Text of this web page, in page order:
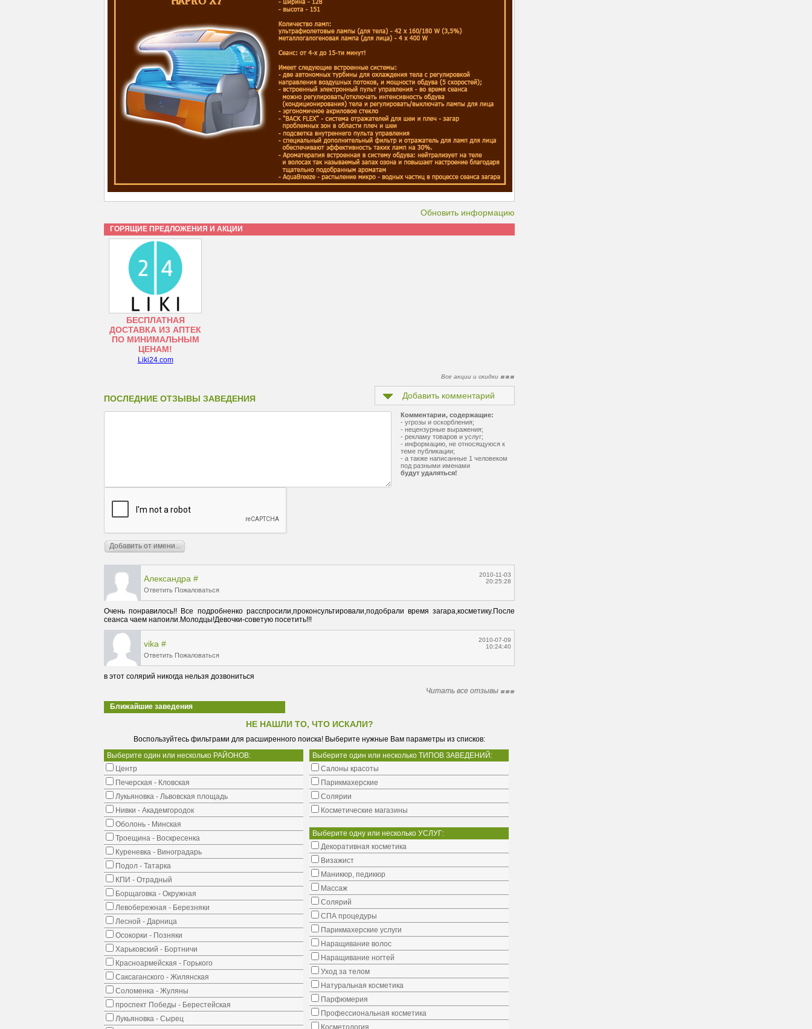
Обновить информацию
ГОРЯЩИЕ ПРЕДЛОЖЕНИЯ И АКЦИИ
БЕСПЛАТНАЯ
ДОСТАВКА ИЗ АПТЕК
ПО МИНИМАЛЬНЫМ
ЦЕНАМ!
Liki24.com
Все акции и скидки
ПОСЛЕДНИЕ ОТЗЫВЫ ЗАВЕДЕНИЯ Добавить комментарий
Комментарии, содержащие:
- угрозы и оскорбления;
- нецензурные выражения;
- рекламу товаров и услуг;
- информацию, не относящуюся к
теме публикации;
- а также написанные 1 человеком
под разными именами
будут удаляться!
Александра #
Ответить Пожаловаться
2010-11-03
20:25:28
Очень понравилось!! Все подробненко расспросили,проконсультировали,подобрали время загара,косметику.После
сеанса чаем напоили.Молодцы!Девочки-советую посетить!!!
vika #
Ответить Пожаловаться
2010-07-09
10:24:40
в этот солярий никогда нельзя дозвониться
Читать все отзывы
Ближайшие заведения
НЕ НАШЛИ ТО, ЧТО ИСКАЛИ?
Воспользуйтесь фильтрами для расширенного поиска! Выберите нужные Вам параметры из списков:
Выберите один или несколько РАЙОНОВ:
Центр
Печерская - Кловская
Лукьяновка - Львовская площадь
Нивки - Академгородок
Оболонь - Минская
Троещина - Воскресенка
Куреневка - Виноградарь
Подол - Татарка
КПИ - Отрадный
Борщаговка - Окружная
Левобережная - Березняки
Лесной - Дарница
Осокорки - Позняки
Харьковский - Бортничи
Красноармейская - Горького
Саксаганского - Жилянская
Соломенка - Жуляны
проспект Победы - Берестейская
Лукьяновка - Сырец
Выберите один или несколько ТИПОВ ЗАВЕДЕНИЙ:
Салоны красоты
Парикмахерские
Солярии
Косметические магазины
Выберите одну или несколько УСЛУГ:
Декоративная косметика
Визажист
Маникюр, педикюр
Массаж
Солярий
СПА процедуры
Парикмахерские услуги
Наращивание волос
Наращивание ногтей
Уход за телом
Натуральная косметика
Парфюмерия
Профессиональная косметика
Косметология